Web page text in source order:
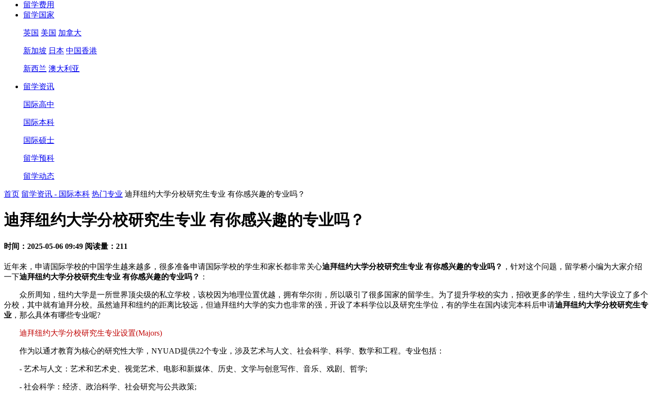
留学费用
留学国家
英国 美国 加拿大
新加坡 日本 中国香港
新西兰 澳大利亚
留学资讯
国际高中
国际本科
国际硕士
留学预科
留学动态
首页 留学资讯 - 国际本科 热门专业 迪拜纽约大学分校研究生专业 有你感兴趣的专业吗？
迪拜纽约大学分校研究生专业 有你感兴趣的专业吗？
时间：2025-05-06 09:49 阅读量：211
近年来，申请国际学校的中国学生越来越多，很多准备申请国际学校的学生和家长都非常关心迪拜纽约大学分校研究生专业 有你感兴趣的专业吗？ ，针对这个问题，留学桥小编为大家介绍
一下迪拜纽约大学分校研究生专业 有你感兴趣的专业吗？ ：
众所周知，纽约大学是一所世界顶尖级的私立学校，该校因为地理位置优越，拥有华尔街，所以吸引了很多国家的留学生。为了提升学校的实力，招收更多的学生，纽约大学设立了多个
分校，其中就有迪拜分校。虽然迪拜和纽约的距离比较远，但迪拜纽约大学的实力也非常的强，开设了本科学位以及研究生学位，有的学生在国内读完本科后申请迪拜纽约大学分校研究生专
业 ，那么具体有哪些专业呢?
迪拜纽约大学分校研究生专业设置(Majors)
作为以通才教育为核心的研究性大学，NYUAD提供22个专业，涉及艺术与人文、社会科学、科学、数学和工程。专业包括：
- 艺术与人文：艺术和艺术史、视觉艺术、电影和新媒体、历史、文学与创意写作、音乐、戏剧、哲学;
- 社会科学：经济、政治科学、社会研究与公共政策;